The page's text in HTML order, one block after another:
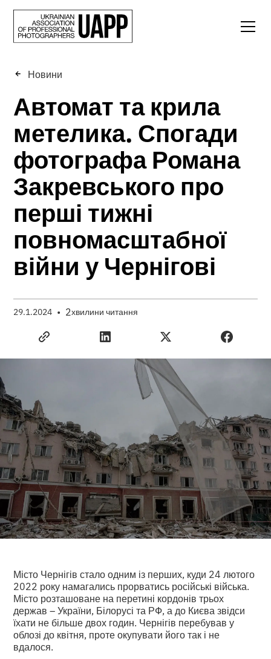
Новини
Автомат та крила
метелика. Спогади
фотографа Романа
Закревського про
перші тижні
повномасштабної
війни у Чернігові
29.1.2024 • 2хвилини читання
Місто Чернігів стало одним із перших, куди 24 лютого
2022 року намагались прорватись російські війська.
Місто розташоване на перетині кордонів трьох
держав – України, Білорусі та РФ, а до Києва звідси
їхати не більше двох годин. Чернігів перебував у
облозі до квітня, проте окупувати його так і не
вдалося.